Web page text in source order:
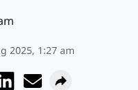
2025, 1:27 am